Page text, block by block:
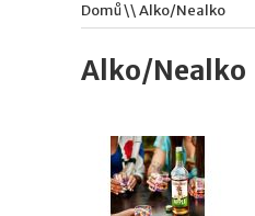
Domů\\ Alko/Nealko
Alko/Nealko